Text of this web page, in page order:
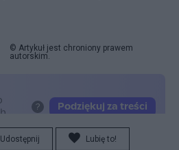
© Artykuł jest chroniony prawem
autorskim.
Udostępnij Lubię to!